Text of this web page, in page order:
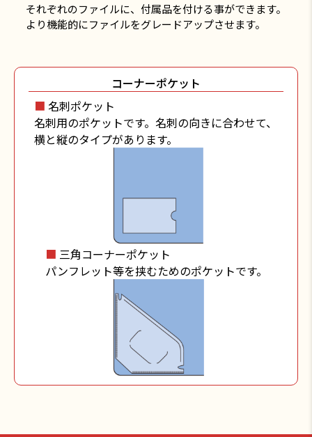
それぞれのファイルに、付属品を付ける事ができます。
より機能的にファイルをグレードアップさせます。
コーナーポケット
■ 名刺ポケット
名刺用のポケットです。名刺の向きに合わせて、
横と縦のタイプがあります。
■ 三角コーナーポケット
パンフレット等を挟むためのポケットです。